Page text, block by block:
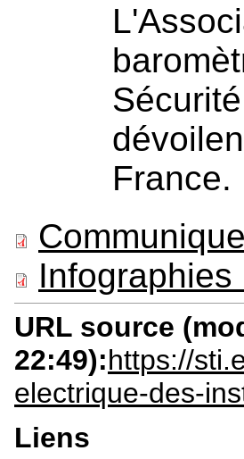
France.
Infographies
URL source
22:49):https://
electrique-des-
Liens